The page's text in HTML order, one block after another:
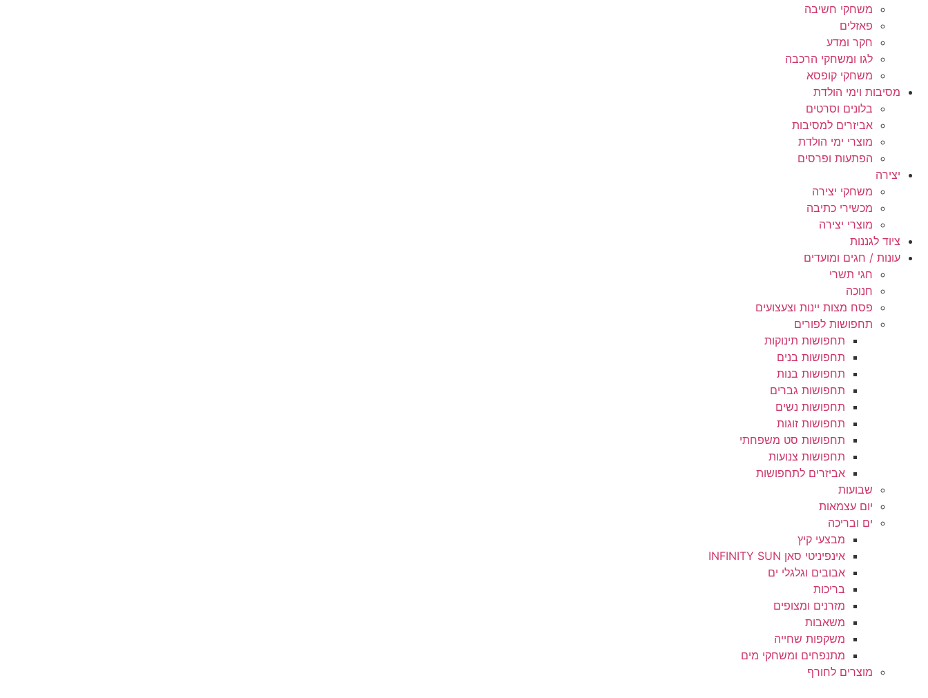
משחקי חשיבה
פאזלים
חקר ומדע
לגו ומשחקי הרכבה
משחקי קופסא
מסיבות וימי הולדת
בלונים וסרטים
אביזרים למסיבות
מוצרי ימי הולדת
הפתעות ופרסים
יצירה
משחקי יצירה
מכשירי כתיבה
מוצרי יצירה
ציוד לגננות
עונות / חגים ומועדים
חגי תשרי
חנוכה
פסח מצות יינות וצעצועים
תחפושות לפורים
תחפושות תינוקות
תחפושות בנים
תחפושות בנות
תחפושות גברים
תחפושות נשים
תחפושות זוגות
תחפושות סט משפחתי
תחפושות צנועות
אביזרים לתחפושות
שבועות
יום עצמאות
ים ובריכה
מבצעי קיץ
אינפיניטי סאן INFINITY SUN
אבובים וגלגלי ים
בריכות
מזרנים ומצופים
משאבות
משקפות שחייה
מתנפחים ומשחקי מים
מוצרים לחורף